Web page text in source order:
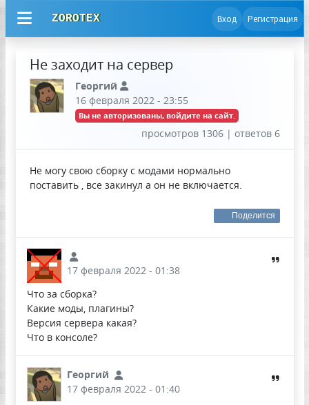
ZOROTEX Вход Регистрация
Не заходит на сервер
Георгий
16 февраля 2022 - 23:55
Вы не авторизованы, войдите на сайт.
просмотров 1306 | ответов 6
Не могу свою сборку с модами нормально
поставить , все закинул а он не включается.
Поделится
17 февраля 2022 - 01:38
Что за сборка?
Какие моды, плагины?
Версия сервера какая?
Что в консоле?
Георгий
17 февраля 2022 - 01:40